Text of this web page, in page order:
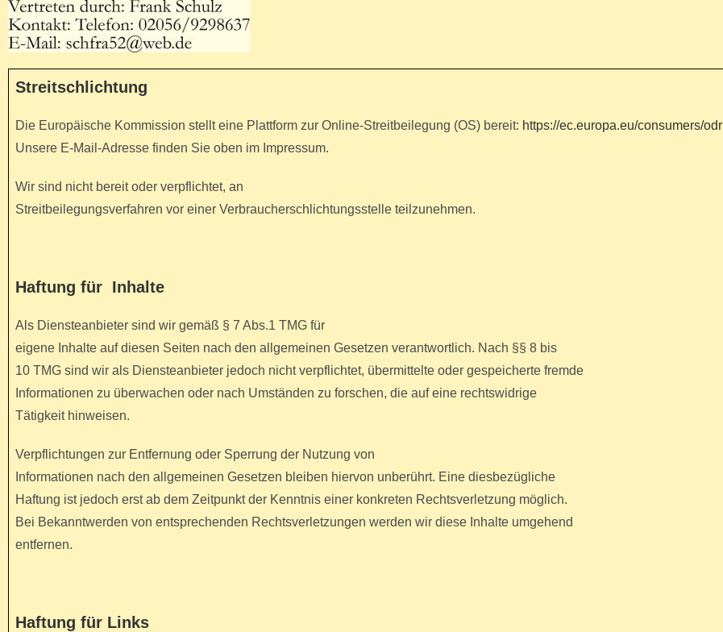
Streitschlichtung
Die Europäische Kommission stellt eine Plattform zur Online-Streitbeilegung (OS) bereit: https://ec.europa.eu/consumers/odr
Unsere E-Mail-Adresse finden Sie oben im Impressum.
Wir sind nicht bereit oder verpflichtet, an
Streitbeilegungsverfahren vor einer Verbraucherschlichtungsstelle teilzunehmen.
Haftung für Inhalte
Als Diensteanbieter sind wir gemäß § 7 Abs.1 TMG für
eigene Inhalte auf diesen Seiten nach den allgemeinen Gesetzen verantwortlich. Nach §§ 8 bis
10 TMG sind wir als Diensteanbieter jedoch nicht verpflichtet, übermittelte oder gespeicherte fremde
Informationen zu überwachen oder nach Umständen zu forschen, die auf eine rechtswidrige
Tätigkeit hinweisen.
Verpflichtungen zur Entfernung oder Sperrung der Nutzung von
Informationen nach den allgemeinen Gesetzen bleiben hiervon unberührt. Eine diesbezügliche
Haftung ist jedoch erst ab dem Zeitpunkt der Kenntnis einer konkreten Rechtsverletzung möglich.
Bei Bekanntwerden von entsprechenden Rechtsverletzungen werden wir diese Inhalte umgehend
entfernen.
Haftung für Links